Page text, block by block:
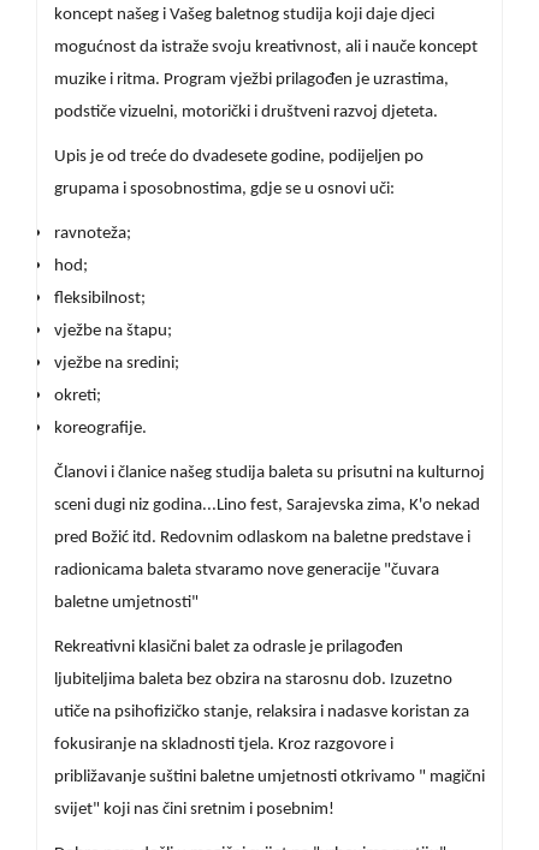
koncept našeg i Vašeg baletnog studija koji daje djeci
mogućnost da istraže svoju kreativnost, ali i nauče koncept
muzike i ritma. Program vježbi prilagođen je uzrastima,
podstiče vizuelni, motorički i društveni razvoj djeteta.
Upis je od treće do dvadesete godine, podijeljen po
grupama i sposobnostima, gdje se u osnovi uči:
ravnoteža;
hod;
fleksibilnost;
vježbe na štapu;
vježbe na sredini;
okreti;
koreografije.
Članovi i članice našeg studija baleta su prisutni na kulturnoj
sceni dugi niz godina...Lino fest, Sarajevska zima, K'o nekad
pred Božić itd. Redovnim odlaskom na baletne predstave i
radionicama baleta stvaramo nove generacije "čuvara
baletne umjetnosti"
Rekreativni klasični balet za odrasle je prilagođen
ljubiteljima baleta bez obzira na starosnu dob. Izuzetno
utiče na psihofizičko stanje, relaksira i nadasve koristan za
fokusiranje na skladnosti tjela. Kroz razgovore i
približavanje suštini baletne umjetnosti otkrivamo " magični
svijet" koji nas čini sretnim i posebnim!